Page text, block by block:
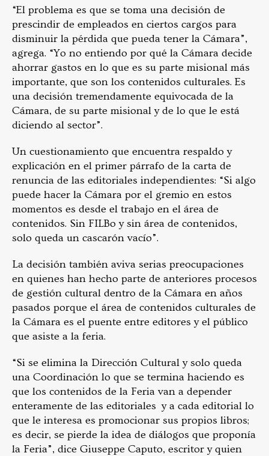
“El problema es que se toma una decisión de
prescindir de empleados en ciertos cargos para
disminuir la pérdida que pueda tener la Cámara”,
agrega. “Yo no entiendo por qué la Cámara decide
ahorrar gastos en lo que es su parte misional más
importante, que son los contenidos culturales. Es
una decisión tremendamente equivocada de la
Cámara, de su parte misional y de lo que le está
diciendo al sector”.
Un cuestionamiento que encuentra respaldo y
explicación en el primer párrafo de la carta de
renuncia de las editoriales independientes: “Si algo
puede hacer la Cámara por el gremio en estos
momentos es desde el trabajo en el área de
contenidos. Sin FILBo y sin área de contenidos,
solo queda un cascarón vacío”.
La decisión también aviva serias preocupaciones
en quienes han hecho parte de anteriores procesos
de gestión cultural dentro de la Cámara en años
pasados porque el área de contenidos culturales de
la Cámara es el puente entre editores y el público
que asiste a la feria.
“Si se elimina la Dirección Cultural y solo queda
una Coordinación lo que se termina haciendo es
que los contenidos de la Feria van a depender
enteramente de las editoriales y a cada editorial lo
que le interesa es promocionar sus propios libros;
es decir, se pierde la idea de diálogos que proponía
la Feria”, dice Giuseppe Caputo, escritor y quien